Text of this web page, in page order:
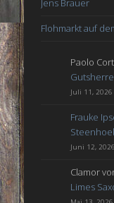
Flohmarkt auf
Paolo
Juli 11, 2026
Frauke
Juni 12, 2026
Clamor
Limes